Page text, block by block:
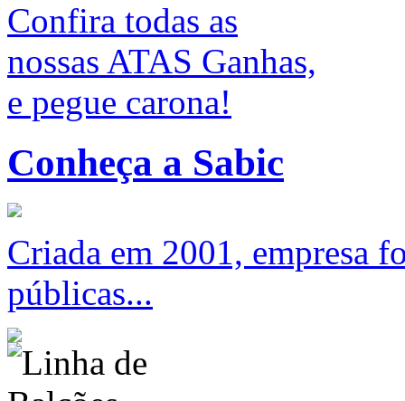
Confira todas as
nossas ATAS Ganhas,
e pegue carona!
Conheça a Sabic
Criada em 2001, empresa
públicas...